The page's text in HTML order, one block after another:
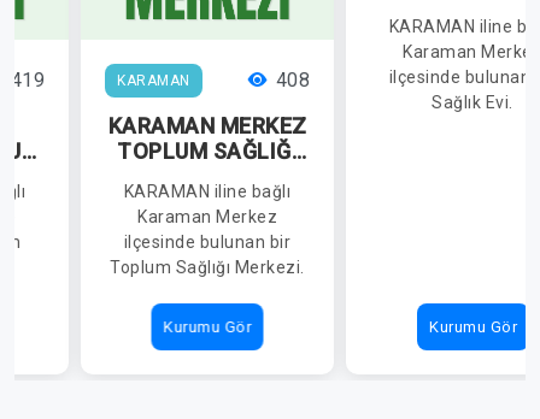
419 KARAMAN 408
KARAMAN MERKEZ
TOPLUM SAĞLIĞI
KARAMAN iline bağlı
Karaman Merkez
ilçesinde bulunan bir
Toplum Sağlığı Merkezi.
Kurumu Gör
BOYALIK
EVİ
KARAMAN iline
Karaman
ilçesinde bulunan
Sağlık Evi.
Kurumu Gör